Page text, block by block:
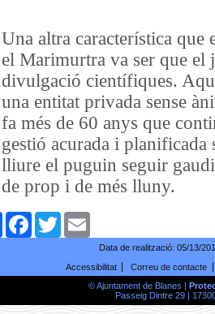
Una altra característica que
el Marimurtra va ser que el
divulgació científiques.
una entitat privada sense
fa més de 60 anys que
gestió acurada i planificada
lliure el puguin seguir
de prop i de més lluny.
ComparteixFacebookTwitter
Data de realització: 05/13/
Accessibilitat
Correu de contacte
© Ajuntament de Blanes |
Passeig Dintre 29 |